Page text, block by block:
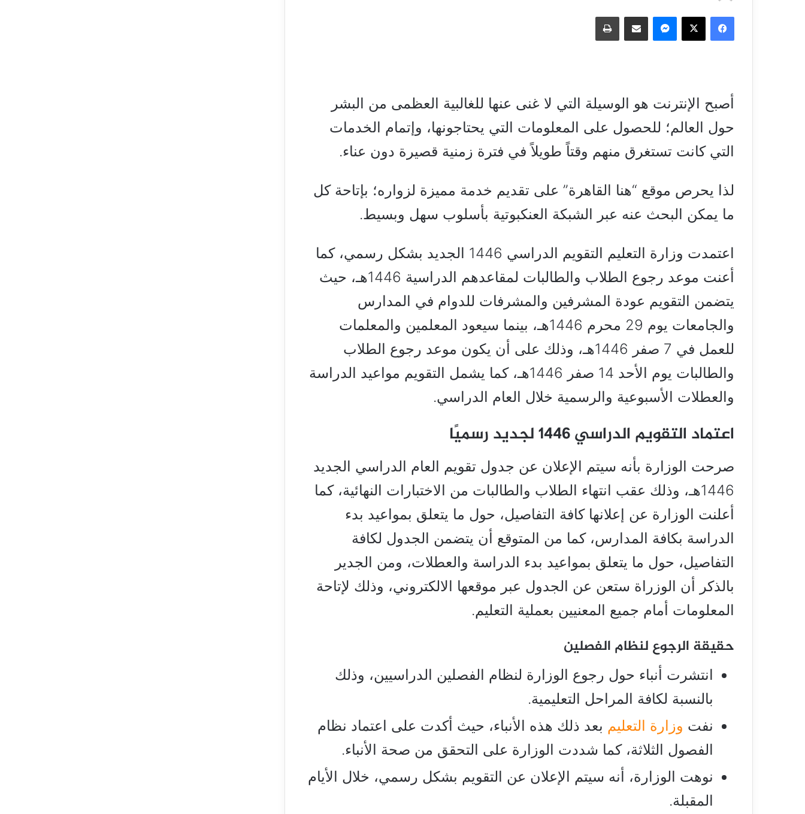
فيسبوك ‫X ماسنجر مشاركة عبر البريد طباعة
أصبح الإنترنت هو الوسيلة التي لا غنى عنها للغالبية العظمى من البشر
حول العالم؛ للحصول على المعلومات التي يحتاجونها، وإتمام الخدمات
التي كانت تستغرق منهم وقتاً طويلاً في فترة زمنية قصيرة دون عناء.
لذا يحرص موقع “هنا القاهرة” على تقديم خدمة مميزة لزواره؛ بإتاحة كل
ما يمكن البحث عنه عبر الشبكة العنكبوتية بأسلوب سهل وبسيط.
اعتمدت وزارة التعليم التقويم الدراسي 1446 الجديد بشكل رسمي، كما
أعنت موعد رجوع الطلاب والطالبات لمقاعدهم الدراسية 1446هـ، حيث
يتضمن التقويم عودة المشرفين والمشرفات للدوام في المدارس
والجامعات يوم 29 محرم 1446هـ، بينما سيعود المعلمين والمعلمات
للعمل في 7 صفر 1446هـ، وذلك على أن يكون موعد رجوع الطلاب
والطالبات يوم الأحد 14 صفر 1446هـ، كما يشمل التقويم مواعيد الدراسة
والعطلات الأسبوعية والرسمية خلال العام الدراسي.
اعتماد التقويم الدراسي 1446 لجديد رسميًا
صرحت الوزارة بأنه سيتم الإعلان عن جدول تقويم العام الدراسي الجديد
1446هـ، وذلك عقب انتهاء الطلاب والطالبات من الاختبارات النهائية، كما
أعلنت الوزارة عن إعلانها كافة التفاصيل، حول ما يتعلق بمواعيد بدء
الدراسة بكافة المدارس، كما من المتوقع أن يتضمن الجدول لكافة
التفاصيل، حول ما يتعلق بمواعيد بدء الدراسة والعطلات، ومن الجدير
بالذكر أن الوزراة ستعن عن الجدول عبر موقعها الالكتروني، وذلك لإتاحة
المعلومات أمام جميع المعنيين بعملية التعليم.
حقيقة الرجوع لنظام الفصلين
انتشرت أنباء حول رجوع الوزارة لنظام الفصلين الدراسيين، وذلك
بالنسبة لكافة المراحل التعليمية.
نفت وزارة التعليم بعد ذلك هذه الأنباء، حيث أكدت على اعتماد نظام
الفصول الثلاثة، كما شددت الوزارة على التحقق من صحة الأنباء.
نوهت الوزارة، أنه سيتم الإعلان عن التقويم بشكل رسمي، خلال الأيام
المقبلة.